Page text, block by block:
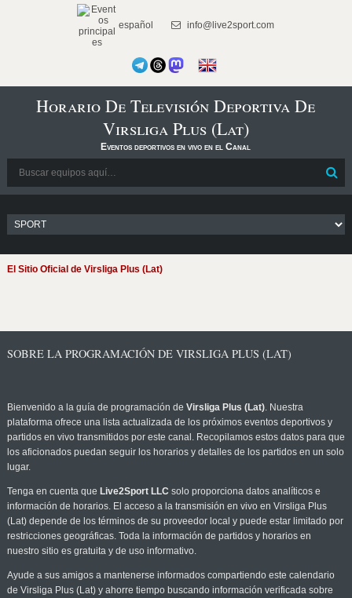
español info@live2sport.com
Horario De Televisión Deportiva De
Virsliga Plus (Lat)
Eventos deportivos en vivo en el Canal
El Sitio Oficial de Virsliga Plus (Lat)
SOBRE LA PROGRAMACIÓN DE VIRSLIGA PLUS (LAT)
Bienvenido a la guía de programación de Virsliga Plus (Lat). Nuestra
plataforma ofrece una lista actualizada de los próximos eventos deportivos y
partidos en vivo transmitidos por este canal. Recopilamos estos datos para que
los aficionados puedan seguir los horarios y detalles de los partidos en un solo
lugar.
Tenga en cuenta que Live2Sport LLC solo proporciona datos analíticos e
información de horarios. El acceso a la transmisión en vivo en Virsliga Plus
(Lat) depende de los términos de su proveedor local y puede estar limitado por
restricciones geográficas. Toda la información de partidos y horarios en
nuestro sitio es gratuita y de uso informativo.
Ayude a sus amigos a mantenerse informados compartiendo este calendario
de Virsliga Plus (Lat) y ahorre tiempo buscando información verificada sobre